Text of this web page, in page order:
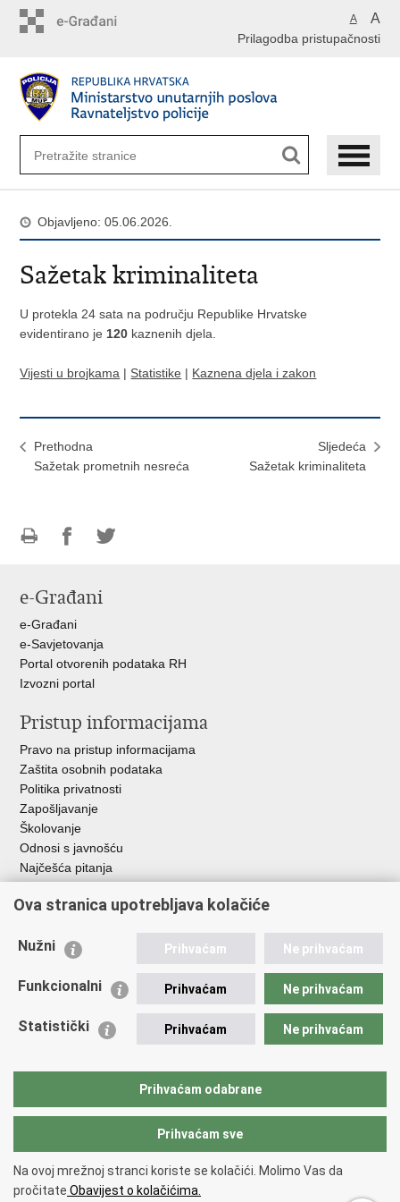
A A
Prilagodba pristupačnosti
Objavljeno: 05.06.2026.
Sažetak kriminaliteta
U protekla 24 sata na području Republike Hrvatske
evidentirano je 120 kaznenih djela.
Vijesti u brojkama | Statistike | Kaznena djela i zakon
Prethodna
Sažetak prometnih nesreća
Sljedeća
Sažetak kriminaliteta
FacebookuTwitteru
e-Građani
e-Građani
e-Savjetovanja
Portal otvorenih podataka RH
Izvozni portal
Pristup informacijama
Pravo na pristup informacijama
Zaštita osobnih podataka
Politika privatnosti
Zapošljavanje
Školovanje
Odnosi s javnošću
Najčešća pitanja
Važne poveznice
EMN Nacionalna kontaktna točka za Republiku Hrvatsku
Policijska akademija
Zaklada policijske solidarnosti
Sindikati
Copyright © 2026 Ravnateljstvo policije.
Ova stranica upotrebljava kolačiće
Nužni Prihvaćam Ne prihvaćam
Funkcionalni Prihvaćam Ne prihvaćam
Statistički Prihvaćam Ne prihvaćam
Prihvaćam odabrane
Prihvaćam sve
Na ovoj mrežnoj stranci koriste se kolačići. Molimo Vas da
pročitate Obavijest o kolačićima.